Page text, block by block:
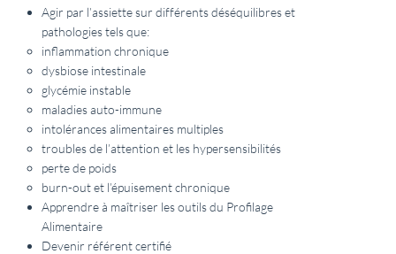
Agir par l’assiette sur différents déséquilibres et
pathologies tels que:
inflammation chronique
dysbiose intestinale
glycémie instable
maladies auto-immune
intolérances alimentaires multiples
troubles de l’attention et les hypersensibilités
perte de poids
burn-out et l’épuisement chronique
Apprendre à maîtriser les outils du Profilage
Alimentaire
Devenir référent certifié